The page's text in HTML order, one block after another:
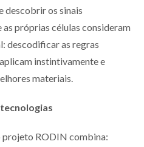
descobrir os sinais
próprias células consideram
descodificar as regras
instintivamente e
materiais.
projeto RODIN combina: